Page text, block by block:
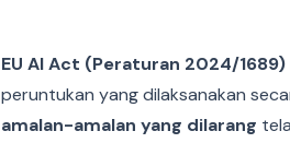
EU AI Act (Peraturan 2024/1689)
peruntukan yang dilaksanakan
amalan-amalan yang dilarang